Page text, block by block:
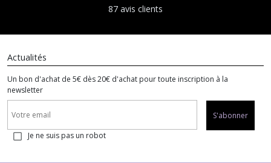
87 avis clients
Actualités
Un bon d'achat de 5€ dès 20€ d'achat pour toute inscription à la
newsletter
S'abonner
Je ne suis pas un robot